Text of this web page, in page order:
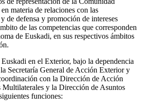
materia de relaciones con las
de defensa y promoción de intereses
de las competencias que corresponden
de Euskadi, en sus respectivos ámbitos
en el Exterior, bajo la dependencia
Secretaría General de Acción Exterior y
con la Dirección de Acción
y la Dirección de Asuntos
funciones: